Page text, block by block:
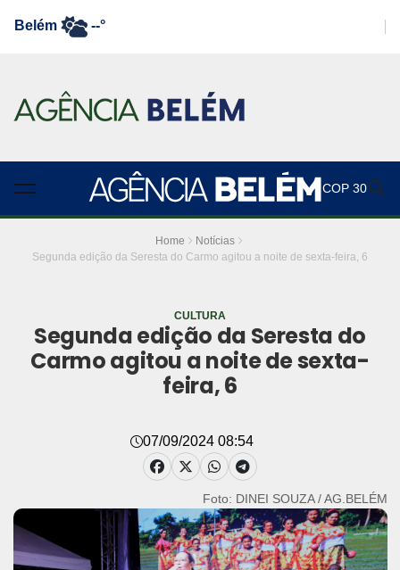
Belém --°
COP 30
Home
Notícias
Segunda edição da Seresta do Carmo agitou a noite de sexta-feira, 6
CULTURA
Segunda edição da Seresta do
Carmo agitou a noite de sexta-
feira, 6
07/09/2024 08:54
Foto: DINEI SOUZA / AG.BELÉM